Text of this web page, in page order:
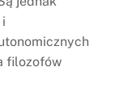
filozofów